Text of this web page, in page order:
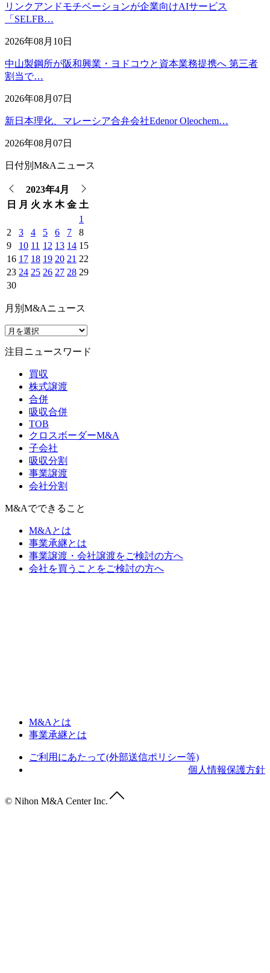
リンクアンドモチベーションが企業向けAIサービス
「SELFB…
2026年08月10日
中山製鋼所が阪和興業・ヨドコウと資本業務提携へ 第三者
割当で…
2026年08月07日
新日本理化、マレーシア合弁会社Edenor Oleochem…
2026年08月07日
日付別M&Aニュース
2023年4月
日 月 火 水 木 金 土
1
2
3 4 5 6 7
8
9
10 11 12 13 14 15
16 17 18 19 20 21 22
23 24 25 26 27 28 29
30
月別M&Aニュース
注目ニュースワード
買収
株式譲渡
合併
吸収合併
TOB
クロスボーダーM&A
子会社
吸収分割
事業譲渡
会社分割
M&Aでできること
M&Aとは
事業承継とは
事業譲渡・会社譲渡をご検討の方へ
会社を買うことをご検討の方へ
M&Aとは
事業承継とは
ご利用にあたって(外部送信ポリシー等)
個人情報保護方針
© Nihon M&A Center Inc.